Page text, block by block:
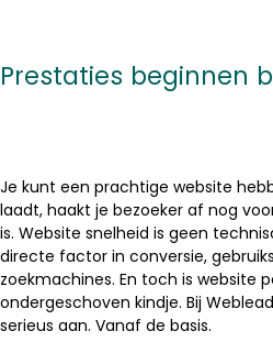
Prestaties beginnen
Je kunt een prachtige website
laadt, haakt je bezoeker af nog
is. Website snelheid is geen
directe factor in conversie,
zoekmachines. En toch is website
ondergeschoven kindje. Bij
serieus aan. Vanaf de basis.